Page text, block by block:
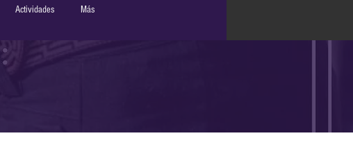
Actividades Más